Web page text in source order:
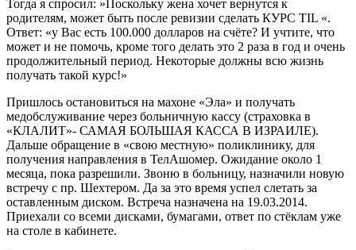
Тогда я спросил: »Поскольку жена хочет вернутся к
родителям, может быть после ревизии сделать КУРС TIL «.
Ответ: «у Вас есть 100.000 долларов на счёте? И учтите, что
может и не помочь, кроме того делать это 2 раза в год и очень
продолжительный период. Некоторые должны всю жизнь
получать такой курс!»
Пришлось остановиться на махоне «Эла» и получать
медобслуживание через больничную кассу (страховка в
«КЛАЛИТ»- САМАЯ БОЛЬШАЯ КАССА В ИЗРАИЛЕ).
Дальше обращение в «свою местную» поликлинику, для
получения направления в ТелАшомер. Ожидание около 1
месяца, пока разрешили. Звоню в больницу, назначили новую
встречу с пр. Шехтером. Да за это время успел слетать за
оставленным диском. Встреча назначена на 19.03.2014.
Приехали со всеми дисками, бумагами, ответ по стёклам уже
на столе в кабинете.